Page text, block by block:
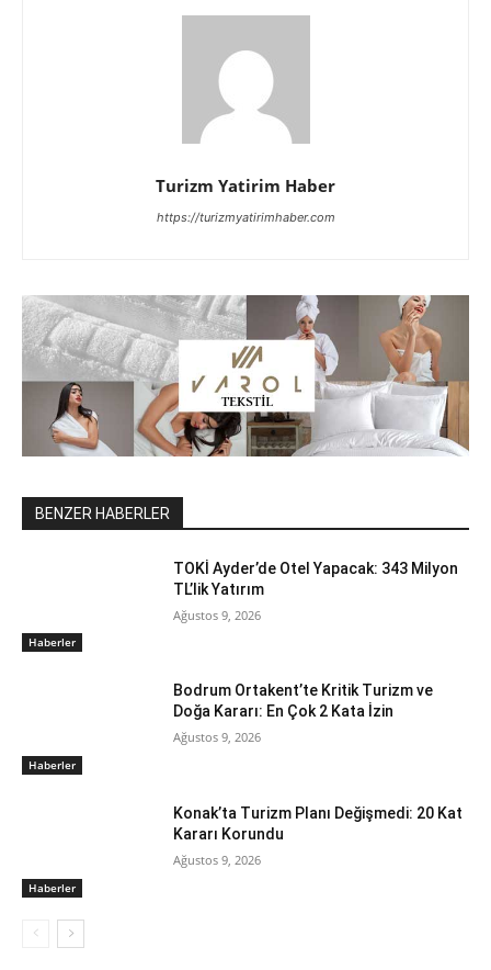
Turizm Yatirim Haber
https://turizmyatirimhaber.com
BENZER HABERLER
Haberler
TOKİ Ayder’de Otel Yapacak: 343 Milyon
TL’lik Yatırım
Ağustos 9, 2026
Haberler
Bodrum Ortakent’te Kritik Turizm ve
Doğa Kararı: En Çok 2 Kata İzin
Ağustos 9, 2026
Haberler
Konak’ta Turizm Planı Değişmedi: 20 Kat
Kararı Korundu
Ağustos 9, 2026